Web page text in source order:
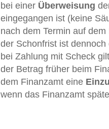
bei einer Überweisung
eingegangen ist (keine
nach dem Termin auf
der Schonfrist ist
bei Zahlung mit Scheck
der Betrag früher beim
dem Finanzamt eine
wenn das Finanzamt